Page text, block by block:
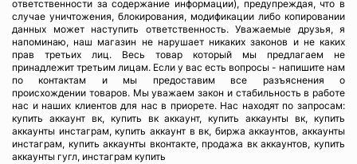
ответственности за содержание информации), предупреждая, что в
случае уничтожения, блокирования, модификации либо копировании
данных может наступить ответственность. Уважаемые друзья, я
напоминаю, наш магазин не нарушает никаких законов и не каких
прав третьих лиц. Весь товар который мы предлагаем не
принадлежит третьим лицам. Если у вас есть вопросы - напишите нам
по контактам и мы предоставим все разъяснения о
происхождении товаров. Мы уважаем закон и стабильность в работе
нас и наших клиентов для нас в приорете. Нас находят по запросам:
купить аккаунт вк, купить вк аккаунт, купить аккаунты вк, купить
аккаунты инстаграм, купить аккаунт в вк, биржа аккаунтов, аккаунты
инстаграм, купить аккаунты вконтакте, продажа вк аккаунтов, купить
аккаунты гугл, инстаграм купить